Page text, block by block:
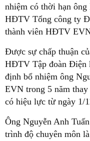
nhiệm có thời hạn
HĐTV Tổng công ty
thành viên HĐTV
Được sự chấp thuận
HĐTV Tập đoàn Điện
định bổ nhiệm ông
EVN trong 5 năm
có hiệu lực từ ngày 1/
Ông Nguyễn Anh Tuấn
trình độ chuyên môn